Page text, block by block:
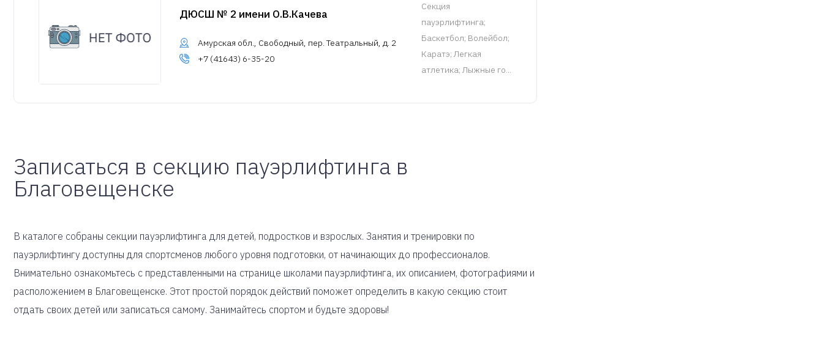
ДЮСШ № 2 имени О.В.Качева
Амурская обл., Свободный, пер. Театральный, д. 2
+7 (41643) 6-35-20
Cекция
пауэрлифтинга;
Баскетбол; Волейбол;
Каратэ; Легкая
атлетика; Лыжные го...
Записаться в секцию пауэрлифтинга в
Благовещенске
В каталоге собраны секции пауэрлифтинга для детей, подростков и взрослых. Занятия и тренировки по
пауэрлифтингу доступны для спортсменов любого уровня подготовки, от начинающих до профессионалов.
Внимательно ознакомьтесь с представленными на странице школами пауэрлифтинга, их описанием, фотографиями и
расположением в Благовещенске. Этот простой порядок действий поможет определить в какую секцию стоит
отдать своих детей или записаться самому. Занимайтесь спортом и будьте здоровы!